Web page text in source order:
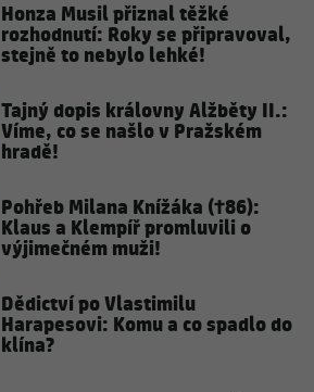
Honza Musil přiznal těžké
rozhodnutí: Roky se připravoval,
stejně to nebylo lehké!
Tajný dopis královny Alžběty II.:
Víme, co se našlo v Pražském
hradě!
Pohřeb Milana Knížáka (†86):
Klaus a Klempíř promluvili o
výjimečném muži!
Dědictví po Vlastimilu
Harapesovi: Komu a co spadlo do
klína?